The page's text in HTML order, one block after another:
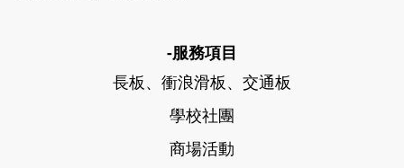
-服務項目
長板、衝浪滑板、交通板
學校社團
商場活動